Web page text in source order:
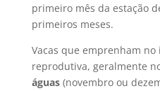
primeiro mês da estação
primeiros meses.
Vacas que emprenham no
reprodutiva, geralmente
águas(novembro ou